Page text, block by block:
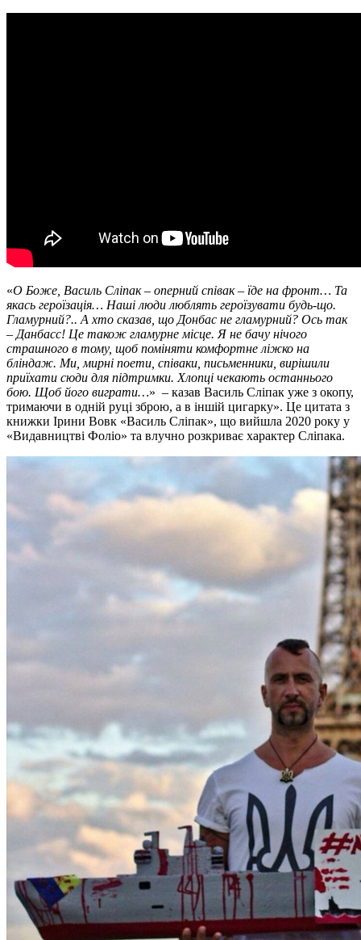
«О Боже, Василь Сліпак – оперний співак – їде на фронт… Та
якась героїзація… Наші люди люблять героїзувати будь-що.
Гламурний?.. А хто сказав, що Донбас не гламурний? Ось так
– Данбасс! Це також гламурне місце. Я не бачу нічого
страшного в тому, щоб поміняти комфортне ліжко на
бліндаж. Ми, мирні поети, співаки, письменники, вирішили
приїхати сюди для підтримки. Хлопці чекають останнього
бою. Щоб його виграти…» – казав Василь Сліпак уже з окопу,
тримаючи в одній руці зброю, а в іншій цигарку». Це цитата з
книжки Ірини Вовк «Василь Сліпак», що вийшла 2020 року у
«Видавництві Фоліо» та влучно розкриває характер Сліпака.